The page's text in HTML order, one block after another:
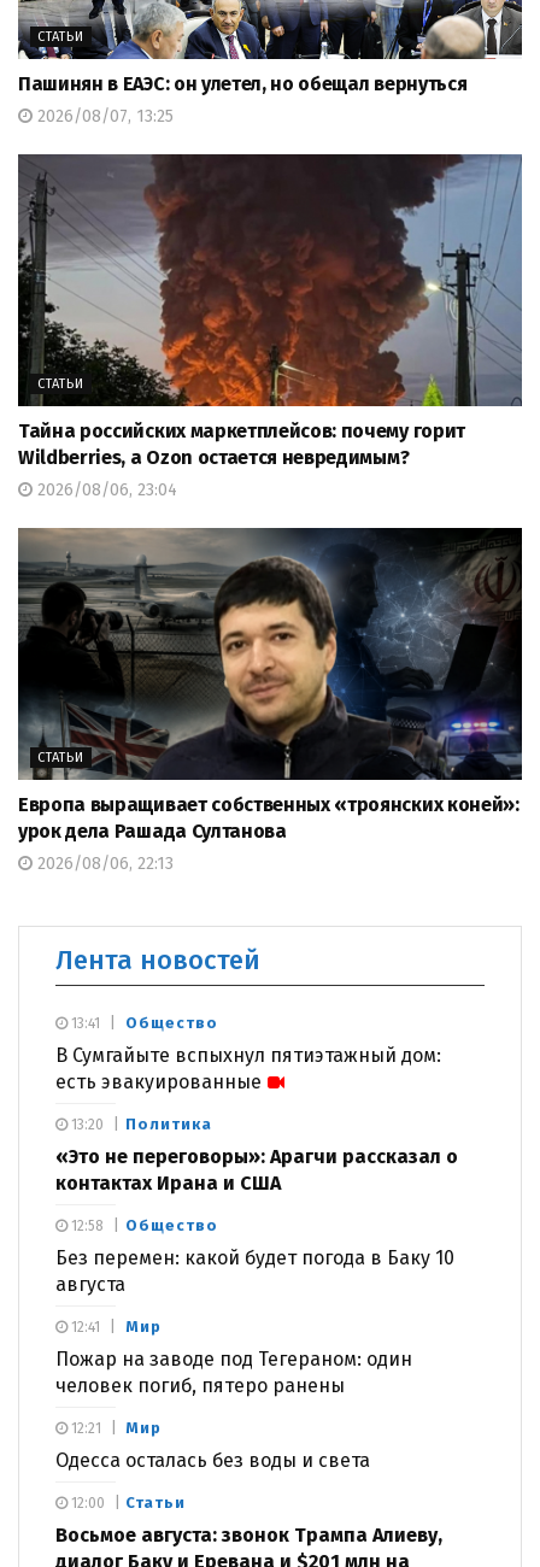
СТАТЬИ
Пашинян в ЕАЭС: он улетел, но обещал вернуться
2026/08/07, 13:25
СТАТЬИ
Тайна российских маркетплейсов: почему горит
Wildberries, а Ozon остается невредимым?
2026/08/06, 23:04
СТАТЬИ
Европа выращивает собственных «троянских коней»:
урок дела Рашада Султанова
2026/08/06, 22:13
Лента новостей
Общество
В Сумгайыте вспыхнул пятиэтажный дом:
есть эвакуированные
13:41
Политика
«Это не переговоры»: Арагчи рассказал о
контактах Ирана и США
13:20
Общество
Без перемен: какой будет погода в Баку 10
августа
12:58
Мир
Пожар на заводе под Тегераном: один
человек погиб, пятеро ранены
12:41
Мир
Одесса осталась без воды и света
12:21
Статьи
Восьмое августа: звонок Трампа Алиеву,
диалог Баку и Еревана и $201 млн на
12:00